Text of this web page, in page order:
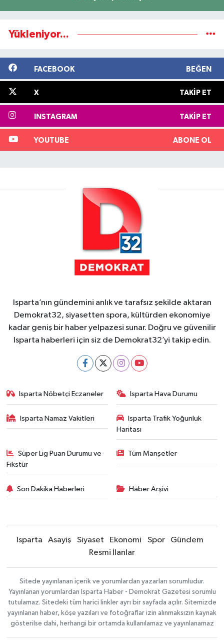
Yükleniyor...
FACEBOOK BEĞEN
X TAKIP ET
INSTAGRAM TAKIP ET
YOUTUBE ABONE OL
Isparta’nın gündemini anlık ve tarafsız şekilde aktaran
Demokrat32, siyasetten spora, kültürden ekonomiye
kadar geniş bir haber yelpazesi sunar. Doğru ve güvenilir
Isparta haberleri için siz de Demokrat32’yi takip edin.
Isparta Nöbetçi Eczaneler Isparta Hava Durumu
Isparta Namaz Vakitleri
Isparta Trafik Yoğunluk
Haritası
Süper Lig Puan Durumu ve
Fikstür
Tüm Manşetler
Son Dakika Haberleri Haber Arşivi
Isparta Asayiş Siyaset Ekonomi Spor
Gündem
Resmi İlanlar
Sitede yayınlanan içerik ve yorumlardan yazarları sorumludur.
Yayınlanan yorumlardan Isparta Haber - Demokrat Gazetesi sorumlu
tutulamaz. Sitedeki tüm harici linkler ayrı bir sayfada açılır. Sitemizde
yayınlanan haber, köşe yazıları ve fotoğraflar izin alınmaksızın kaynak
gösterilse dahi, herhangi bir ortamda kullanılamaz ve yayınlanamaz